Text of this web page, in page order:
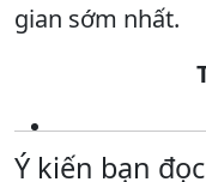
gian sớm nhất.
Ý kiến bạn đọc